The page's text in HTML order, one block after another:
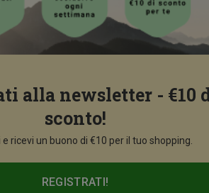
alla newsletter - €10
sconto!
e ricevi un buono di €10 per il tuo shopping.
REGISTRATI!